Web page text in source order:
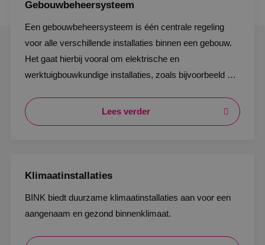
Gebouwbeheersysteem
Een gebouwbeheersysteem is één centrale regeling
voor alle verschillende installaties binnen een gebouw.
Het gaat hierbij vooral om elektrische en
werktuigbouwkundige installaties, zoals bijvoorbeeld de
Lees verder
Klimaatinstallaties
BINK biedt duurzame klimaatinstallaties aan voor een
aangenaam en gezond binnenklimaat.